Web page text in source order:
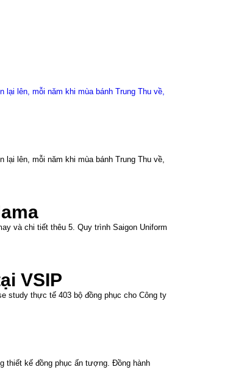
lại lên, mỗi năm khi mùa bánh Trung Thu về,
lại lên, mỗi năm khi mùa bánh Trung Thu về,
và chi tiết thêu 5. Quy trình Saigon Uniform
VSIP
study thực tế 403 bộ đồng phục cho Công ty
thiết kế đồng phục ấn tượng. Đồng hành